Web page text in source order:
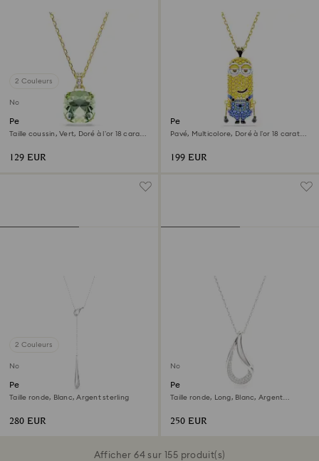
2 Couleurs
Nouveau
Pendentif Millenia
Taille coussin, Vert, Doré à l’or 18 carats
129 EUR
Pendentif Minions Kevin
Pavé, Multicolore, Doré à l’or 18 carats
199 EUR
2 Couleurs
Nouveau
Pendentif en Y Swarovski
Classica
Taille ronde, Blanc, Argent sterling
280 EUR
Nouveau
Pendentif Swarovski Classica
Taille ronde, Long, Blanc, Argent
250 EUR
Afficher 64 sur 155 produit(s)